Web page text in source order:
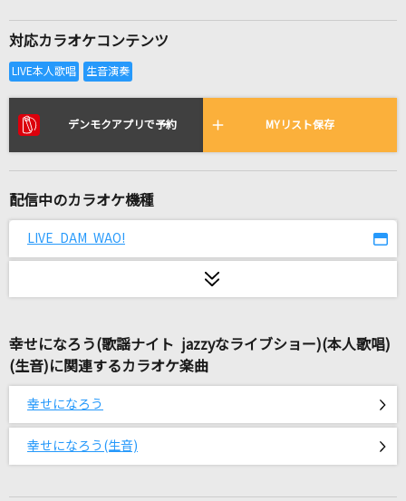
リアルタイムで歌われている曲の一覧
海の幽霊(ビデオクリップバージョン)
[生音]チェリー
スピッツ
米津玄師
エルダーフラワー
Official髭男dism
[生音]南部のふるさと
福田こうへい
対応カラオケコンテンツ
デンモクアプリで予約 MYリスト保存
配信中のカラオケ機種
LIVE DAM WAO!
幸せになろう(歌謡ナイト jazzyなライブショー)(本人歌唱)
(生音)に関連するカラオケ楽曲
幸せになろう
幸せになろう(生音)